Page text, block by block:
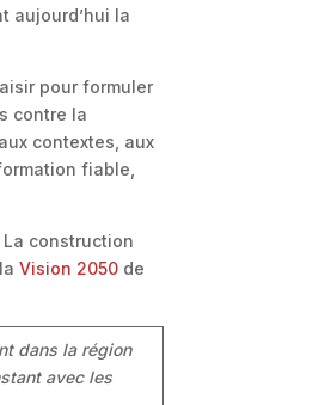
aujourd’hui la
pour formuler
contre la
contextes, aux
fiable,
construction
laVision 2050 de
dans la région
avec les